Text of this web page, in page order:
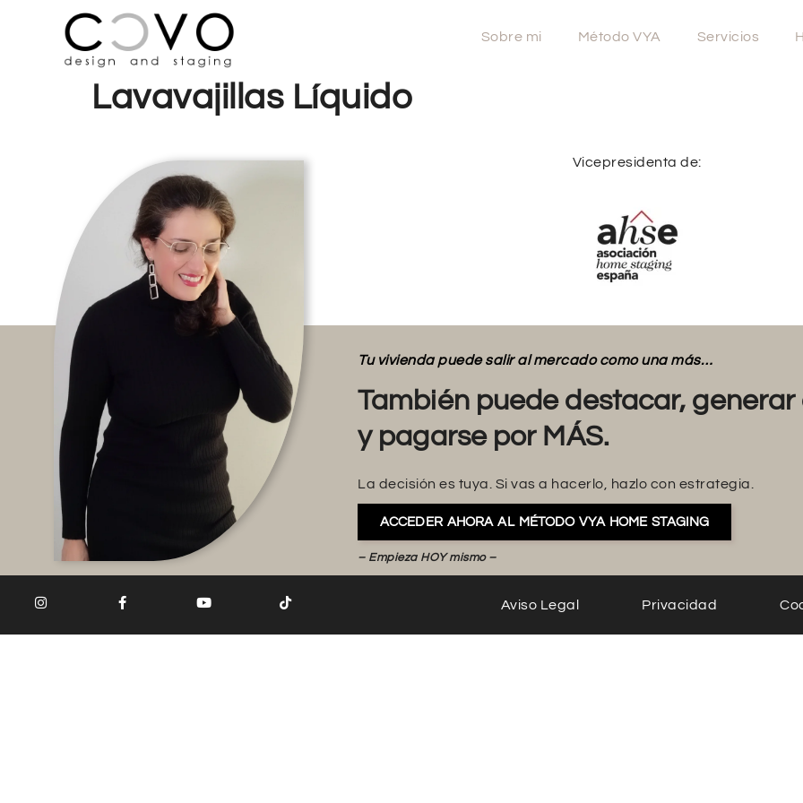
Sobre mi Método VYA Servicios
Lavavajillas Líquido
Vicepresidenta de:
Tu vivienda puede salir al mercado como una más…
También puede destacar, generar
y pagarse por MÁS.
La decisión es tuya. Si vas a hacerlo, hazlo con estrategia.
ACCEDER AHORA AL MÉTODO VYA HOME STAGING
– Empieza HOY mismo –
Aviso Legal Privacidad